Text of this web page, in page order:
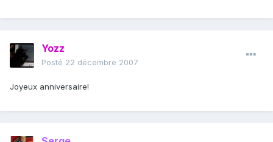
Yozz
Posté 22 décembre 2007
Joyeux anniversaire!